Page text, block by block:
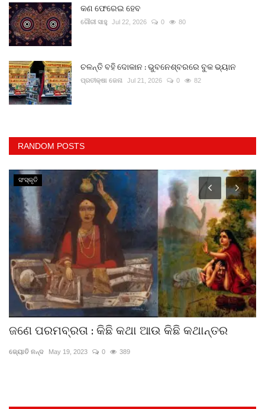
କଣ ଫେରେଇ ହେବ
ଗୌରୀ ସାହୁ Jul 22, 2026 0 80
ଚଳନ୍ତି ବହି ଦୋକାନ : ଭୁବନେଶ୍ବରରେ ବୁକ ଭ୍ୟାନ
ପ୍ରତୀକ୍ଷା ଜେନା Jul 21, 2026 0 82
RANDOM POSTS
ସଂସ୍କୃତି
ଜଣେ ପରମବ୍ରତା : କିଛି କଥା ଆଉ କିଛି କଥାନ୍ତର
ଜ୍ୟୋତି ନନ୍ଦ May 19, 2023 0 389